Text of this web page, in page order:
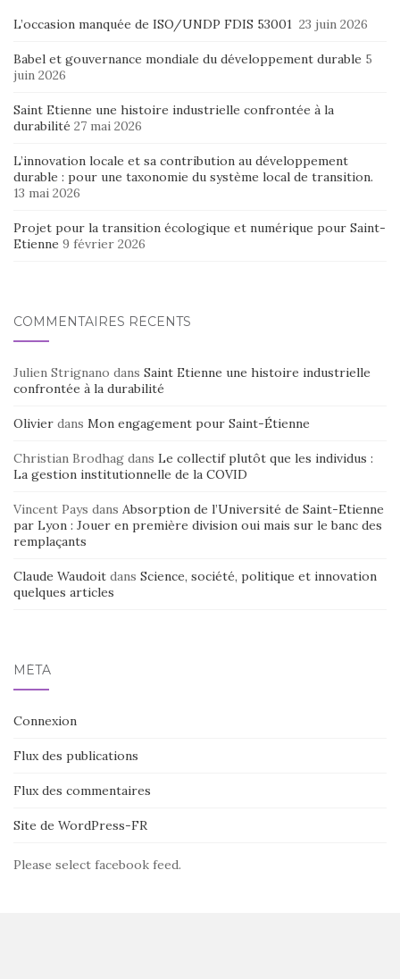
L’occasion manquée de ISO/UNDP FDIS 53001 23 juin 2026
Babel et gouvernance mondiale du développement durable 5
juin 2026
Saint Etienne une histoire industrielle confrontée à la
durabilité 27 mai 2026
L’innovation locale et sa contribution au développement
durable : pour une taxonomie du système local de transition.
13 mai 2026
Projet pour la transition écologique et numérique pour Saint-
Etienne 9 février 2026
COMMENTAIRES RÉCENTS
Julien Strignano dans Saint Etienne une histoire industrielle
confrontée à la durabilité
Olivier dans Mon engagement pour Saint-Étienne
Christian Brodhag dans Le collectif plutôt que les individus :
La gestion institutionnelle de la COVID
Vincent Pays dans Absorption de l’Université de Saint-Etienne
par Lyon : Jouer en première division oui mais sur le banc des
remplaçants
Claude Waudoit dans Science, société, politique et innovation
quelques articles
MÉTA
Connexion
Flux des publications
Flux des commentaires
Site de WordPress-FR
Please select facebook feed.